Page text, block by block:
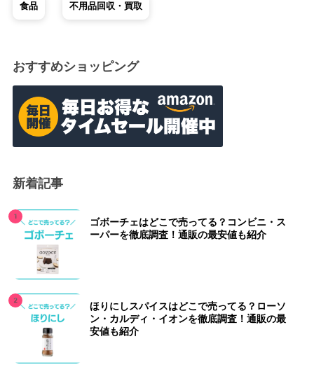
食品 不用品回収・買取
おすすめショッピング
新着記事
ゴボーチェはどこで売ってる？コンビニ・ス
ーパーを徹底調査！通販の最安値も紹介
ほりにしスパイスはどこで売ってる？ローソ
ン・カルディ・イオンを徹底調査！通販の最
安値も紹介